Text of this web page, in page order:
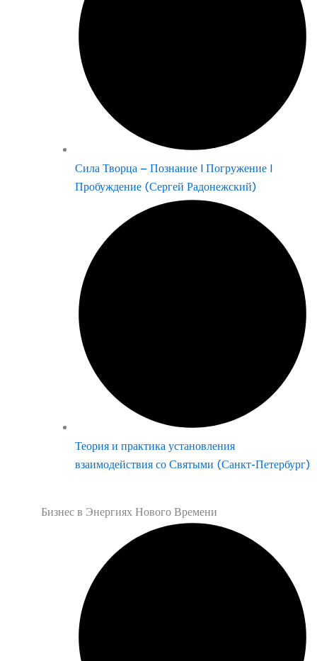
Сила Творца – Познание | Погружение |
Пробуждение (Сергей Радонежский)
Теория и практика установления
взаимодействия со Святыми (Санкт-Петербург)
Бизнес в Энергиях Нового Времени